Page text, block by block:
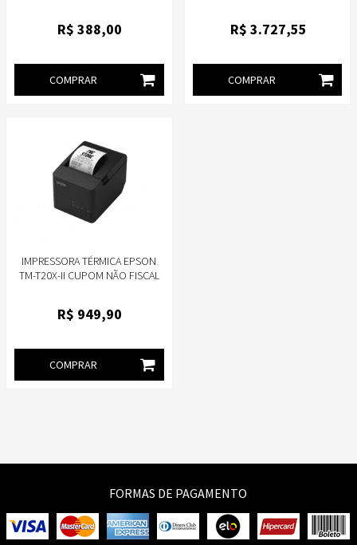
R$ 388,00
COMPRAR
R$ 3.727,55
COMPRAR
IMPRESSORA TÉRMICA EPSON
TM-T20X-II CUPOM NÃO FISCAL
R$ 949,90
COMPRAR
FORMAS DE PAGAMENTO